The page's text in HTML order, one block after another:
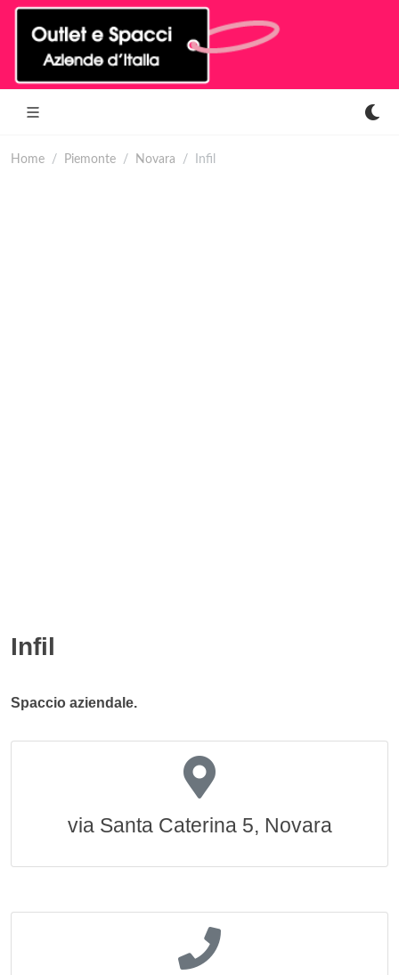
Home Piemonte Novara Infil
Infil
Spaccio aziendale.
via Santa Caterina 5, Novara